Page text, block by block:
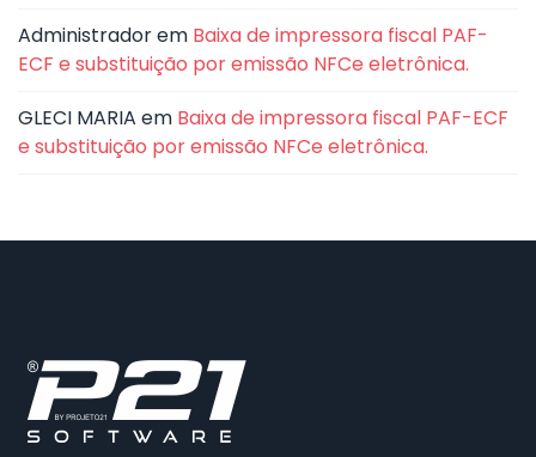
Administradorem Baixa de impressora fiscal PAF-
ECF e substituição por emissão NFCe eletrônica.
GLECI MARIA em Baixa de impressora fiscal PAF-ECF
e substituição por emissão NFCe eletrônica.